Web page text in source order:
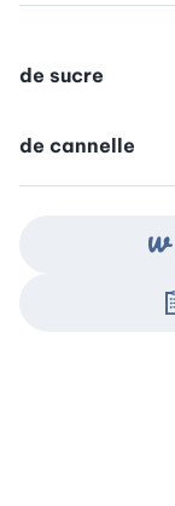
de sucre
de cannelle